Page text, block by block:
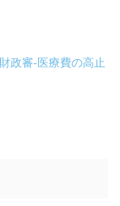
政審-医療費の高止